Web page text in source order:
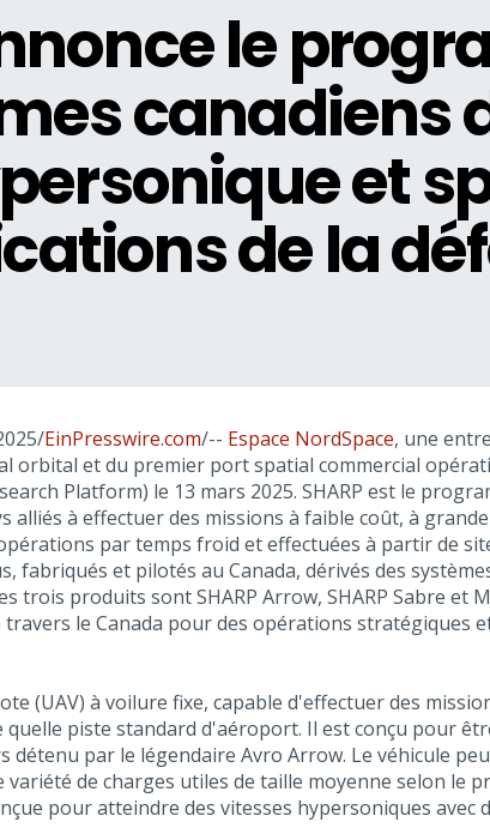
le
canadiens
et
de la
EinPresswire.com/-- Espace NordSpace, une
orbital et du premier port spatial commercial
Platform) le 13 mars 2025. SHARP est le
alliés à effectuer des missions à faible coût, à
par temps froid et effectuées à partir de
fabriqués et pilotés au Canada, dérivés des
trois produits sont SHARP Arrow, SHARP Sabre et
le Canada pour des opérations stratégiques
(UAV) à voilure fixe, capable d'effectuer des
piste standard d'aéroport. Il est conçu pour
détenu par le légendaire Avro Arrow. Le véhicule
de charges utiles de taille moyenne selon le
pour atteindre des vitesses hypersoniques avec